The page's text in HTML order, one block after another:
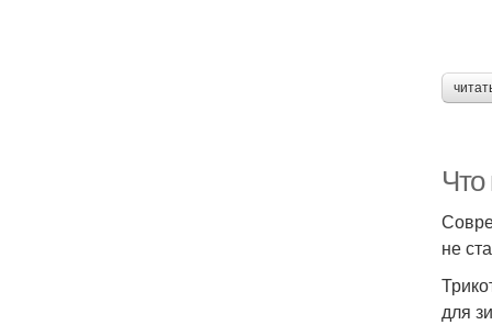
не
для